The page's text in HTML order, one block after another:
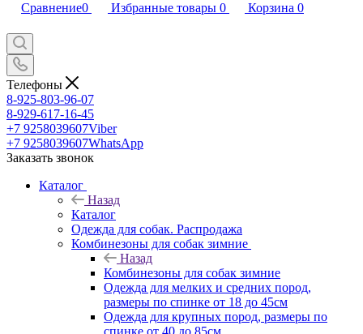
Сравнение0 Избранные товары 0 Корзина 0
Телефоны
8-925-803-96-07
8-929-617-16-45
+7 9258039607Viber
+7 9258039607WhatsApp
Заказать звонок
Каталог
Назад
Каталог
Одежда для собак. Распродажа
Комбинезоны для собак зимние
Назад
Комбинезоны для собак зимние
Одежда для мелких и средних пород,
размеры по спинке от 18 до 45см
Одежда для крупных пород, размеры по
спинке от 40 до 85см